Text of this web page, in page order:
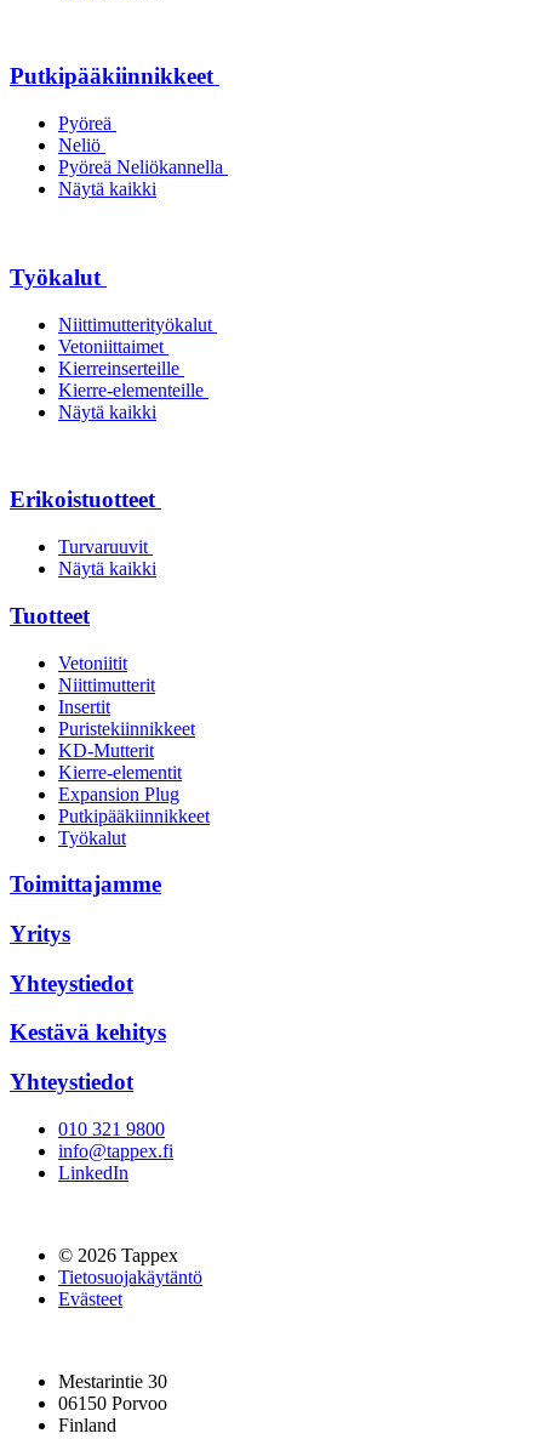
Putkipääkiinnikkeet
Pyöreä
Neliö
Pyöreä Neliökannella
Näytä kaikki
Työkalut
Niittimutterityökalut
Vetoniittaimet
Kierreinserteille
Kierre-elementeille
Näytä kaikki
Erikoistuotteet
Turvaruuvit
Näytä kaikki
Tuotteet
Vetoniitit
Niittimutterit
Insertit
Puristekiinnikkeet
KD-Mutterit
Kierre-elementit
Expansion Plug
Putkipääkiinnikkeet
Työkalut
Toimittajamme
Yritys
Yhteystiedot
Kestävä kehitys
Yhteystiedot
010 321 9800
info@tappex.fi
LinkedIn
© 2026 Tappex
Tietosuojakäytäntö
Evästeet
Mestarintie 30
06150 Porvoo
Finland